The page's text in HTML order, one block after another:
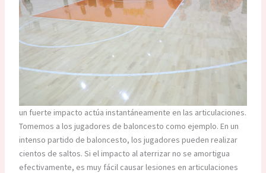
un fuerte impacto actúa instantáneamente en las articulaciones.
Tomemos a los jugadores de baloncesto como ejemplo. En un
intenso partido de baloncesto, los jugadores pueden realizar
cientos de saltos. Si el impacto al aterrizar no se amortigua
efectivamente, es muy fácil causar lesiones en articulaciones